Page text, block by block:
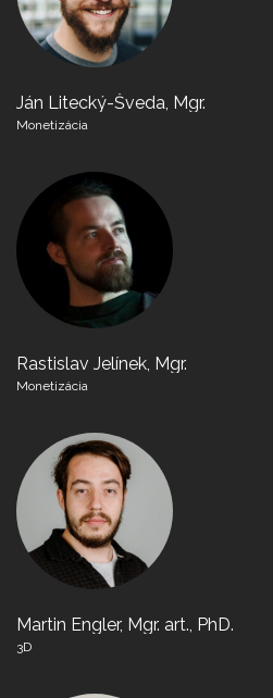
Ján Litecký-Šveda, Mgr.
Monetizácia
Rastislav Jelínek, Mgr.
Monetizácia
Martin Engler, Mgr. art., PhD.
3D